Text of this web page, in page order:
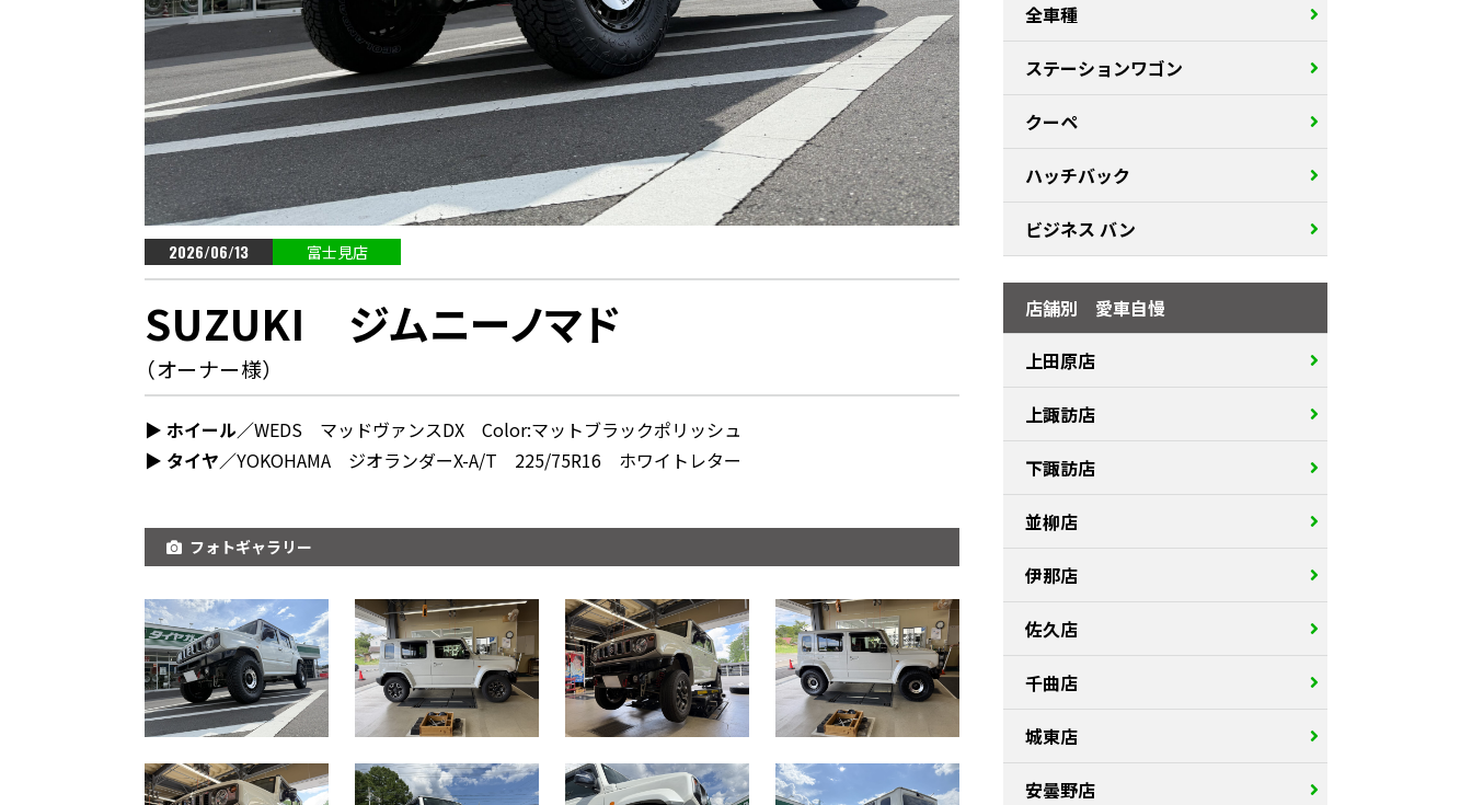
2026/06/13 富士見店
SUZUKI ジムニーノマド
（オーナー様）
▶︎ ホイール／WEDS マッドヴァンスDX Color:マットブラックポリッシュ
▶︎ タイヤ／YOKOHAMA ジオランダーX-A/T 225/75R16 ホワイトレター
フォトギャラリー
全車種
ステーションワゴン
クーペ
ハッチバック
ビジネス バン
店舗別 愛車自慢
上田原店
上諏訪店
下諏訪店
並柳店
伊那店
佐久店
千曲店
城東店
安曇野店